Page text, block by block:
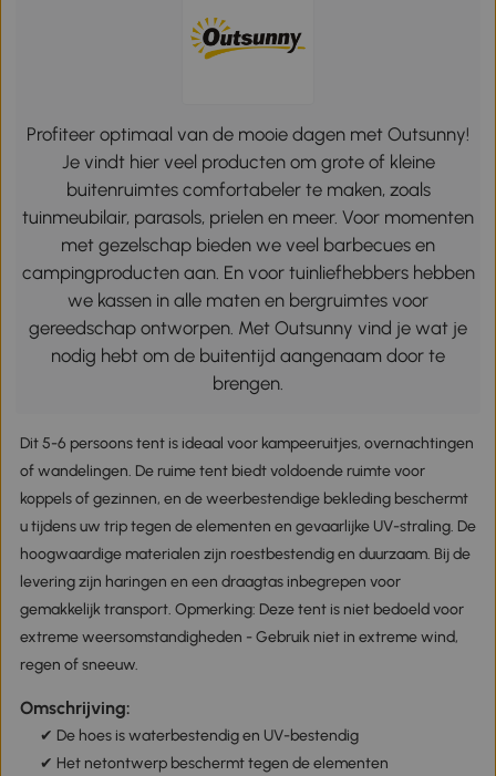
Profiteer optimaal van de mooie dagen met Outsunny!
Je vindt hier veel producten om grote of kleine
buitenruimtes comfortabeler te maken, zoals
tuinmeubilair, parasols, prielen en meer. Voor momenten
met gezelschap bieden we veel barbecues en
campingproducten aan. En voor tuinliefhebbers hebben
we kassen in alle maten en bergruimtes voor
gereedschap ontworpen. Met Outsunny vind je wat je
nodig hebt om de buitentijd aangenaam door te
brengen.
Dit 5-6 persoons tent is ideaal voor kampeeruitjes, overnachtingen
of wandelingen. De ruime tent biedt voldoende ruimte voor
koppels of gezinnen, en de weerbestendige bekleding beschermt
u tijdens uw trip tegen de elementen en gevaarlijke UV-straling. De
hoogwaardige materialen zijn roestbestendig en duurzaam. Bij de
levering zijn haringen en een draagtas inbegrepen voor
gemakkelijk transport. Opmerking: Deze tent is niet bedoeld voor
extreme weersomstandigheden - Gebruik niet in extreme wind,
regen of sneeuw.
Omschrijving:
✔ De hoes is waterbestendig en UV-bestendig
✔ Het netontwerp beschermt tegen de elementen